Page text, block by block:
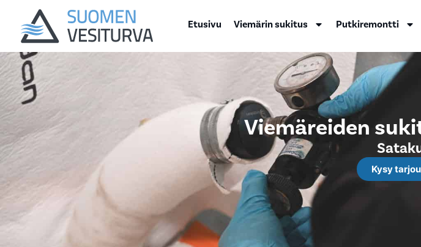
Etusivu Viemärin sukitus Putkiremontti
Viemäreiden
Kysy